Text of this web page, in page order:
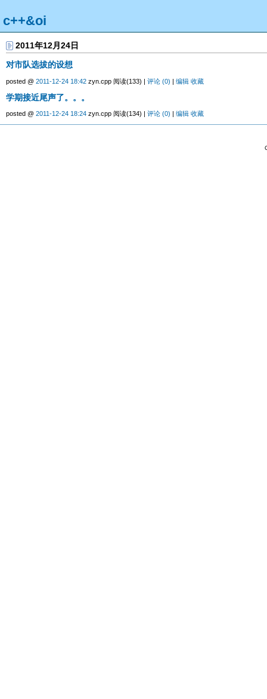
c++&oi
2011年12月24日
对市队选拔的设想
posted @ 2011-12-24 18:42 zyn.cpp 阅读(133) | 评论 (0) | 编辑 收藏
学期接近尾声了。。。
posted @ 2011-12-24 18:24 zyn.cpp 阅读(134) | 评论 (0) 编辑 收藏